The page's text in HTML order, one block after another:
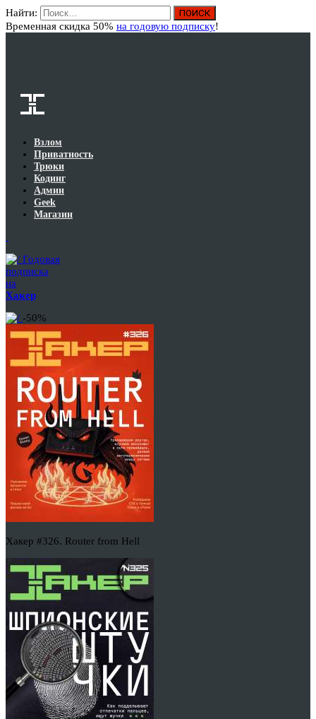
Найти:
Временная скидка 50% на годовую подписку!
Взлом
Приватность
Трюки
Кодинг
Админ
Geek
Магазин
Годовая
подписка
на
Хакер
-50%
Хакер #326. Router from Hell